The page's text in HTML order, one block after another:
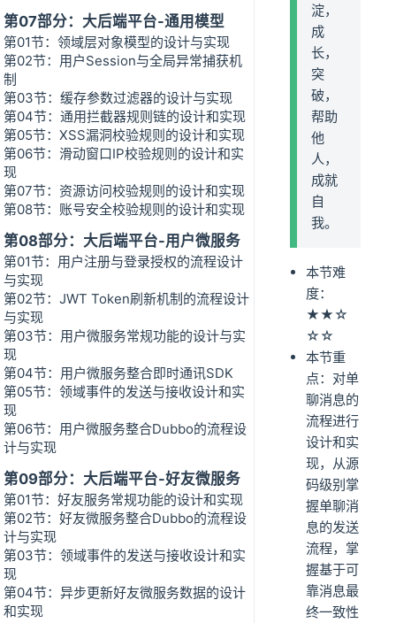
第07部分：大后端平台-通用模型
第01节：领域层对象模型的设计与实现
第02节：用户Session与全局异常捕获机
制
第03节：缓存参数过滤器的设计与实现
第04节：通用拦截器规则链的设计和实现
第05节：XSS漏洞校验规则的设计和实现
第06节：滑动窗口IP校验规则的设计和实
现
第07节：资源访问校验规则的设计和实现
第08节：账号安全校验规则的设计和实现
第08部分：大后端平台-用户微服务
第01节：用户注册与登录授权的流程设计
与实现
第02节：JWT Token刷新机制的流程设计
与实现
第03节：用户微服务常规功能的设计与实
现
第04节：用户微服务整合即时通讯SDK
第05节：领域事件的发送与接收设计和实
现
第06节：用户微服务整合Dubbo的流程设
计与实现
第09部分：大后端平台-好友微服务
第01节：好友服务常规功能的设计和实现
第02节：好友微服务整合Dubbo的流程设
计与实现
第03节：领域事件的发送与接收设计和实
现
第04节：异步更新好友微服务数据的设计
和实现
淀，
成
长，
突
破，
帮助
他
人，
成就
自
我。
本节难
度：
★★☆
☆☆
本节重
点：对单
聊消息的
流程进行
设计和实
现，从源
码级别掌
握单聊消
息的发送
流程，掌
握基于可
靠消息最
终一致性